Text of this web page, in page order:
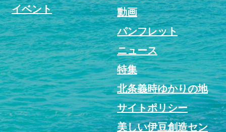
イベント
動画
パンフレット
ニュース
特集
北条義時ゆかりの地
サイトポリシー
美しい伊豆創造セン